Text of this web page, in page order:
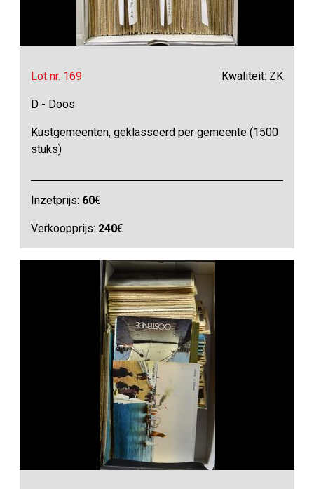
Lot nr. 169 Kwaliteit: ZK
D - Doos
Kustgemeenten, geklasseerd per gemeente (1500
stuks)
Inzetprijs: 60€
Verkoopprijs: 240€